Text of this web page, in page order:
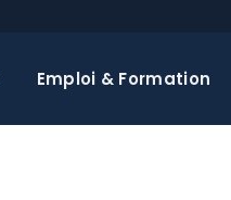
Emploi & Formation